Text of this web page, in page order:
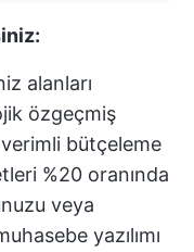
alanları
özgeçmiş
bütçeleme
%20 oranında
veya
yazılımı